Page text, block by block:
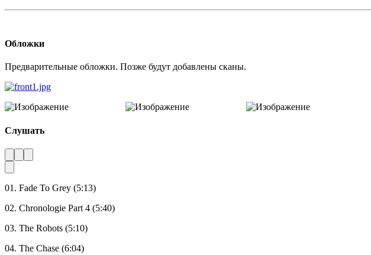
Обложки
Предварительные обложки. Позже будут добавлены сканы.
Слушать
01. Fade To Grey (5:13)
02. Chronologie Part 4 (5:40)
03. The Robots (5:10)
04. The Chase (6:04)